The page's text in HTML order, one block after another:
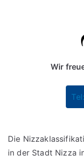
Wir
Die
in der Stadt Nizza